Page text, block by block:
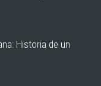
Historia de un